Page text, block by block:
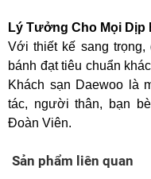
Lý Tưởng Cho Mọi Dịp
Với thiết kế sang
bánh đạt tiêu chuẩn
Khách sạn Daewoo là
tác, người thân, bạn
Đoàn Viên.
Sản phẩm liên quan